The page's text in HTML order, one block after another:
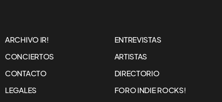
ARCHIVO IR!
ENTREVISTAS
CONCIERTOS
ARTISTAS
CONTACTO
DIRECTORIO
LEGALES
FORO INDIE ROCKS!